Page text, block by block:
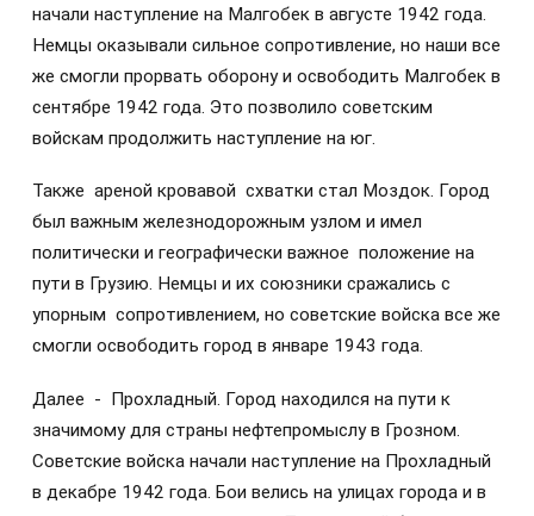
начали наступление на Малгобек в августе 1942 года.
Немцы оказывали сильное сопротивление, но наши все
же смогли прорвать оборону и освободить Малгобек в
сентябре 1942 года. Это позволило советским
войскам продолжить наступление на юг.
Также ареной кровавой схватки стал Моздок. Город
был важным железнодорожным узлом и имел
политически и географически важное положение на
пути в Грузию. Немцы и их союзники сражались с
упорным сопротивлением, но советские войска все же
смогли освободить город в январе 1943 года.
Далее - Прохладный. Город находился на пути к
значимому для страны нефтепромыслу в Грозном.
Советские войска начали наступление на Прохладный
в декабре 1942 года. Бои велись на улицах города и в